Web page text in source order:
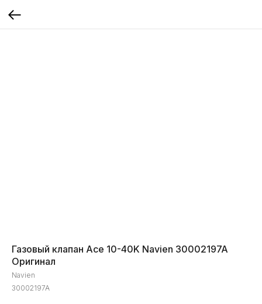
Газовый клапан Ace 10-40K Navien 30002197A
Оригинал
Navien
30002197A